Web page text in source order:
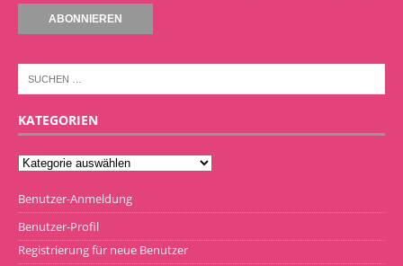
KATEGORIEN
Benutzer-Anmeldung
Benutzer-Profil
Registrierung für neue Benutzer